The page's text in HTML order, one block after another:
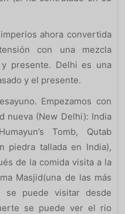
ahora convertida
con una mezcla
presente. Delhi es una
y el presente.
Empezamos con
nueva (New Delhi): India
Tomb, Qutab
piedra tallada en India),
de la comida visita a la
Masjid(una de las más
se puede visitar desde
se puede ver el rio